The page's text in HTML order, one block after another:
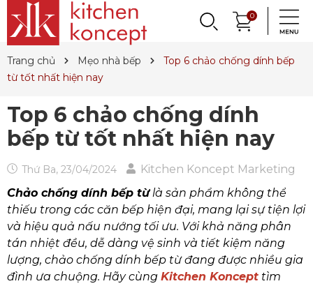
0
SALE TIN TỨC
QUAY LẠI NỒI, CHẢO
Nồi
Nồi Áp Suất
Wok
Khay Gang, Lò Nướng
Phụ Kiện Gang
QUAY LẠI DAO, KÉO
Dao
Dao Nhật
QUAY LẠI
PHỤ KIỆN & TRANG
TRÍ BÀN ĂN
Tô, Chén, Dĩa
Trang Trí Bàn Ăn
Hũ Đựng Gia Vị
Khăn Bàn Ăn
QUAY LẠI PHỤ KIỆN BẾP
Dụng Cụ Nhà Bếp
Lót Nồi & Tay Cầm
Dụng Cụ Làm Kem
QUAY LẠI
DỤNG CỤ LÀM BÁNH
& MÌ Ý
Dụng Cụ Làm Pasta
Khay Nướng Bánh
QUAY LẠI
LY, BÌNH NƯỚC,
DECANTER
Ly Pha Lê
Ly Thủy Tinh
Bình Nước
QUAY LẠI PHỤ KIỆN RƯỢU
Đầu Rót
Bình Giữ Mát
Thiết Bị Sục Oxy
Máy Chiết Rượu
Dụng Cụ Pha Chế
Khui Rượu, Nút Chai
QUAY LẠI DANH MỤC KHÁC
Sản Phẩm Cho Bé
Tinh Dầu
Dung Dịch Sát Khuẩn
Bình, Ly & Hũ Giữ Nhiệt
Bình Trà
Trang chủ Mẹo nhà bếp
Top 6 chảo chống dính bếp
từ tốt nhất hiện nay
Top 6 chảo chống dính
bếp từ tốt nhất hiện nay
Thứ Ba, 23/04/2024
Kitchen Koncept Marketing
Chảo chống dính bếp từlà sản phẩm không thể
thiếu trong các căn bếp hiện đại, mang lại sự tiện lợi
và hiệu quả nấu nướng tối ưu. Với khả năng phân
tán nhiệt đều, dễ dàng vệ sinh và tiết kiệm năng
lượng, chảo chống dính bếp từ đang được nhiều gia
đình ưa chuộng. Hãy cùng Kitchen Koncept tìm